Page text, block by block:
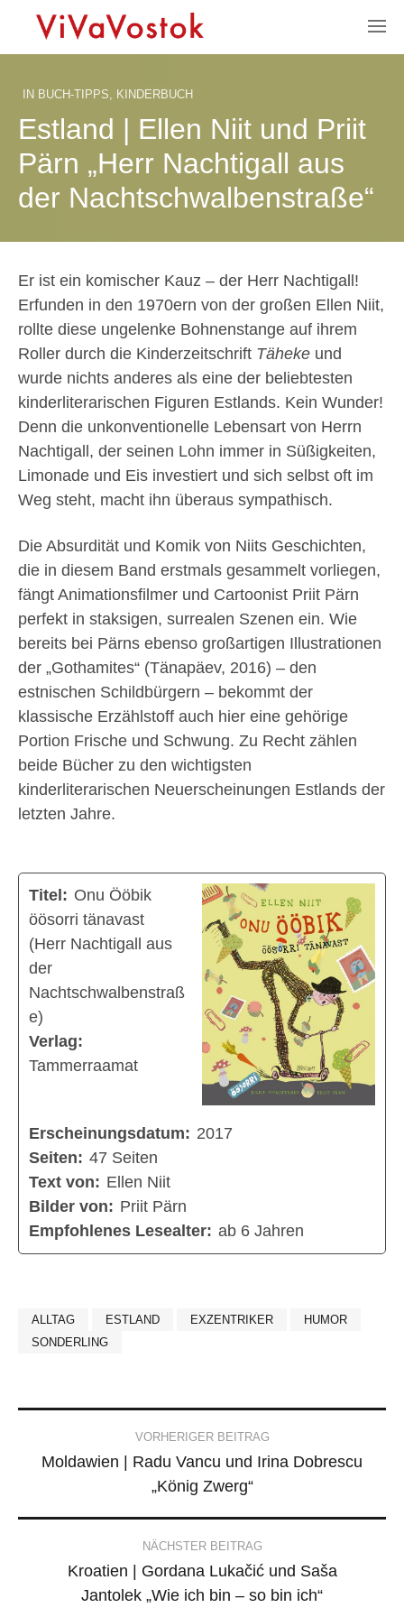
IN BUCH-TIPPS, KINDERBUCH
Estland | Ellen Niit und Priit
Pärn „Herr Nachtigall aus
der Nachtschwalbenstraße“
Er ist ein komischer Kauz – der Herr Nachtigall!
Erfunden in den 1970ern von der großen Ellen Niit,
rollte diese ungelenke Bohnenstange auf ihrem
Roller durch die Kinderzeitschrift Täheke und
wurde nichts anderes als eine der beliebtesten
kinderliterarischen Figuren Estlands. Kein Wunder!
Denn die unkonventionelle Lebensart von Herrn
Nachtigall, der seinen Lohn immer in Süßigkeiten,
Limonade und Eis investiert und sich selbst oft im
Weg steht, macht ihn überaus sympathisch.
Die Absurdität und Komik von Niits Geschichten,
die in diesem Band erstmals gesammelt vorliegen,
fängt Animationsfilmer und Cartoonist Priit Pärn
perfekt in staksigen, surrealen Szenen ein. Wie
bereits bei Pärns ebenso großartigen Illustrationen
der „Gothamites“ (Tänapäev, 2016) – den
estnischen Schildbürgern – bekommt der
klassische Erzählstoff auch hier eine gehörige
Portion Frische und Schwung. Zu Recht zählen
beide Bücher zu den wichtigsten
kinderliterarischen Neuerscheinungen Estlands der
letzten Jahre.
Titel: Onu Ööbik
öösorri tänavast
(Herr Nachtigall aus
der
Nachtschwalbenstraß
e)
Verlag:
Tammerraamat
Erscheinungsdatum: 2017
Seiten: 47 Seiten
Text von: Ellen Niit
Bilder von: Priit Pärn
Empfohlenes Lesealter: ab 6 Jahren
ALLTAG ESTLAND EXZENTRIKER
HUMOR
SONDERLING
navigation
VORHERIGER BEITRAG
Moldawien | Radu Vancu und Irina Dobrescu
„König Zwerg“
NÄCHSTER BEITRAG
Kroatien | Gordana Lukačić und Saša
Jantolek „Wie ich bin – so bin ich“